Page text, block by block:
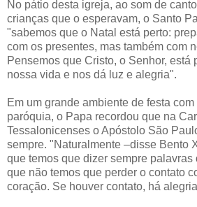
No pátio desta igreja, ao som de
crianças que o esperavam, o Santo
"sabemos que o Natal está perto:
com os presentes, mas também com
Pensemos que Cristo, o Senhor, está
nossa vida e nos dá luz e alegria".
Em um grande ambiente de festa
paróquia, o Papa recordou que na
Tessalonicenses o Apóstolo São
sempre. "Naturalmente –disse Bento
que temos que dizer sempre palavras
que não temos que perder o contato
coração. Se houver contato, há